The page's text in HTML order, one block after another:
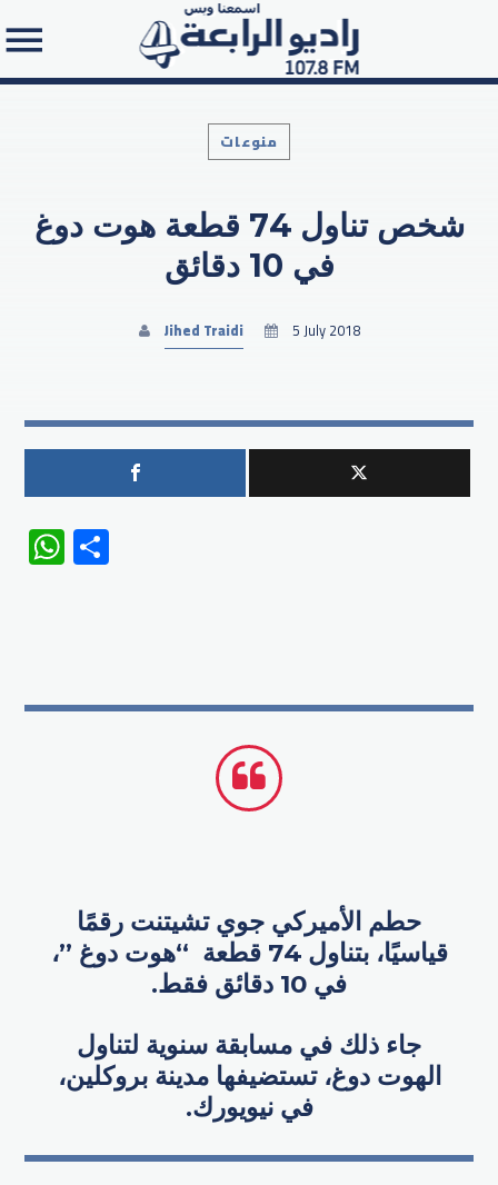
Search in the website:
منوعات
شخص تناول 74 قطعة هوت دوغ
في 10 دقائق
Jihed Traidi 5 July 2018
WhatsApp
حطم الأميركي جوي تشيتنت رقمًا
قياسيًا، بتناول 74 قطعة “​هوت دوغ ​”،
في 10 دقائق فقط.
جاء ذلك في مسابقة سنوية لتناول
الهوت دوغ، تستضيفها مدينة بروكلين،
في نيويورك.​